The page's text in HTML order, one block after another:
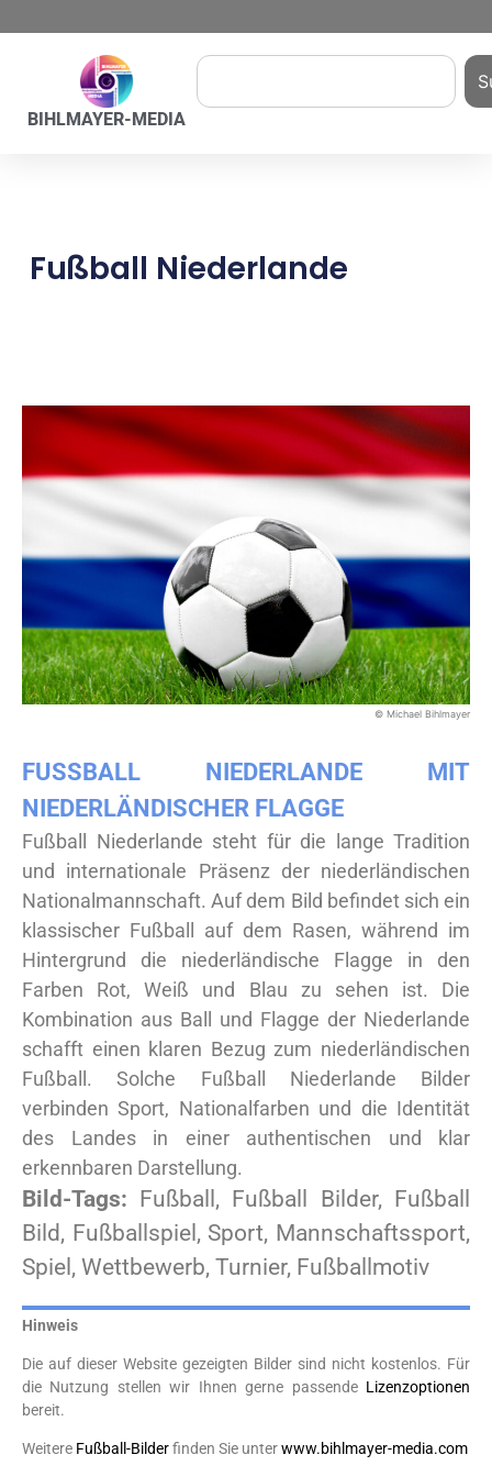
BIHLMAYER-MEDIA
Fußball Niederlande
© Michael Bihlmayer
FUSSBALL NIEDERLANDE MIT N
IEDERLÄNDISCHER FLAGGE
Fußball Niederlande steht für die lange Tradition
und internationale Präsenz der niederländischen
Nationalmannschaft. Auf dem Bild befindet sich ein
klassischer Fußball auf dem Rasen, während im
Hintergrund die niederländische Flagge in den
Farben Rot, Weiß und Blau zu sehen ist. Die
Kombination aus Ball und Flagge der Niederlande
schafft einen klaren Bezug zum niederländischen
Fußball. Solche Fußball Niederlande Bilder
verbinden Sport, Nationalfarben und die Identität
des Landes in einer authentischen und klar
erkennbaren Darstellung.
Bild-Tags: Fußball, Fußball Bilder, Fußball
Bild, Fußballspiel, Sport, Mannschaftssport,
Spiel, Wettbewerb, Turnier, Fußballmotiv
Hinweis
Die auf dieser Website gezeigten Bilder sind nicht kostenlos. Für
die Nutzung stellen wir Ihnen gerne passende Lizenzoptionen
bereit.
Weitere Fußball-Bilderfinden Sie unterwww.bihlmayer-media.com